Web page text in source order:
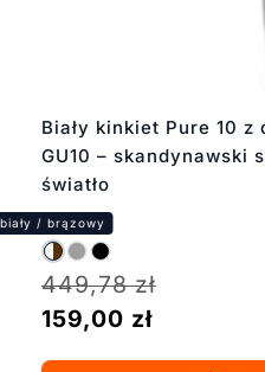
Biały kinkiet Pure 10
GU10 – skandynawski
światło
449,78zł
159,00 zł